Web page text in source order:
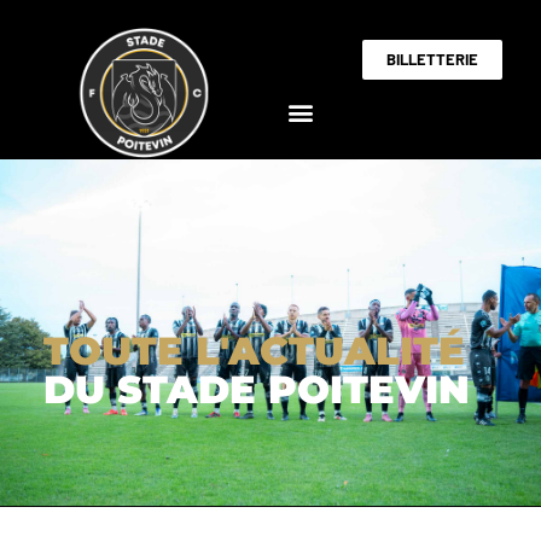
BILLETTERIE
TOUTE L'ACTUALITÉ
DU STADE POITEVIN